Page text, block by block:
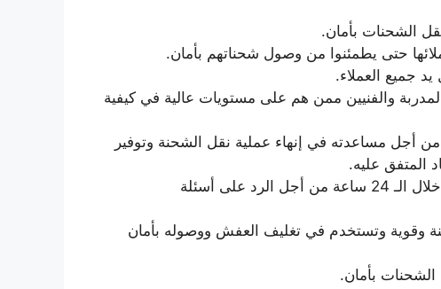
الشحنات بأمان.
حتى يطمئنوا من وصول شحناتهم بأمان.
جميع العملاء.
والفنيين ممن هم على مستويات عالية في كيفية
من أجل مساعدته في إنهاء عملية نقل الشحنة وتوفير
المتفق عليه.
يعمل لديها مندوبون متاحون طوال اليوم أي خلال الـ 24 ساعة من أجل الرد على أسئلة
وقوية وتستخدم في تغليف العفش ووصوله بأمان
بأمان.